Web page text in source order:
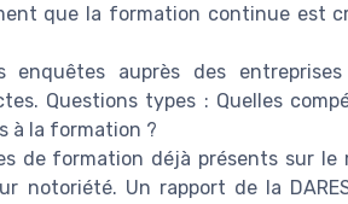
que la formation continue est
enquêtes auprès des
Questions types : Quelles
à la formation ?
de formation déjà présents sur le
notoriété. Un rapport de la